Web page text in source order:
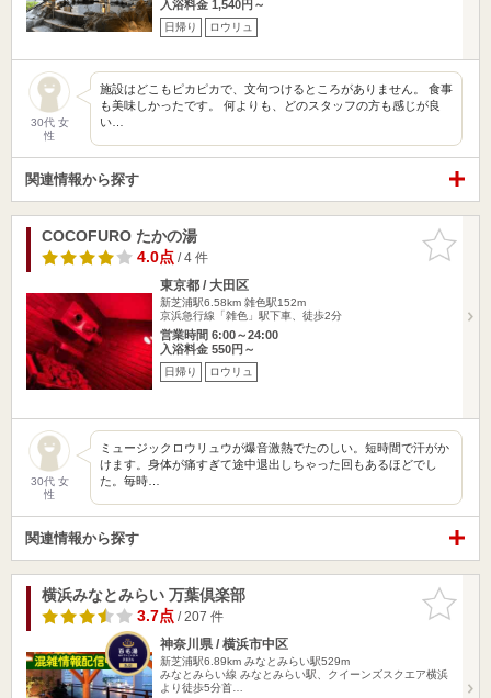
入浴料金 1,540円～
日帰り ロウリュ
30代 女
性
施設はどこもピカピカで、文句つけるところがありません。 食事
も美味しかったです。 何よりも、どのスタッフの方も感じが良
い…
関連情報から探す
お気に入
りに追加
COCOFURO たかの湯
4.0点/ 4 件
東京都 / 大田区
新芝浦駅6.58km 雑色駅152m
京浜急行線「雑色」駅下車、徒歩2分
営業時間 6:00～24:00
入浴料金 550円～
日帰り ロウリュ
30代 女
性
ミュージックロウリュウが爆音激熱でたのしい。短時間で汗がか
けます。身体が痛すぎて途中退出しちゃった回もあるほどでし
た。毎時…
関連情報から探す
お気に入
りに追加
横浜みなとみらい 万葉倶楽部
3.7点/ 207 件
神奈川県 / 横浜市中区
新芝浦駅6.89km みなとみらい駅529m
みなとみらい線 みなとみらい駅、クイーンズスクエア横浜
より徒歩5分首…